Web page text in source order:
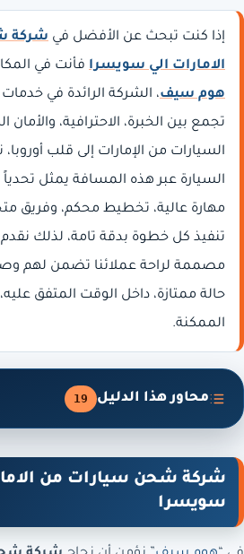
إذا كنت تبحث عن الأفضل في شركة
الامارات الي سويسرا فأنت في
هوم سيف، الشركة الرائدة في
تجمع بين الخبرة، الاحترافية، والأمان
السيارات من الإمارات إلى قلب
السيارة عبر هذه المسافة يمثل تحدياً
مهارة عالية، تخطيط محكم، وفريق
تنفيذ كل خطوة بدقة تامة، لذلك نقدم
مصممة لراحة عملائنا تضمن لهم
حالة ممتازة، داخل الوقت المتفق
الممكنة.
محاور هذا الدليل 19
شركة شحن سيارات من
سويسرا